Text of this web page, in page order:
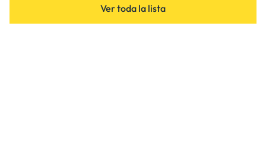
Ver toda la lista